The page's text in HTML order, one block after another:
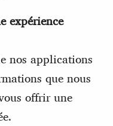
expérience
nos applications
que nous
offrir une